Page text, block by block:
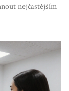
nejčastějším